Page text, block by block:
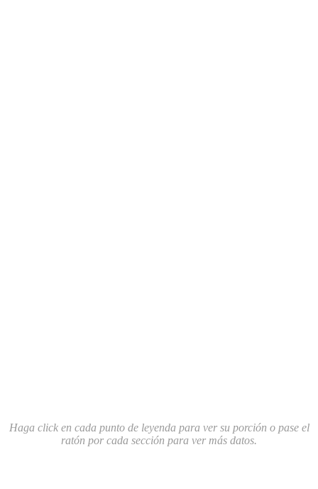
Haga click en cada punto de leyenda para ver su porción o pase el
ratón por cada sección para ver más datos.